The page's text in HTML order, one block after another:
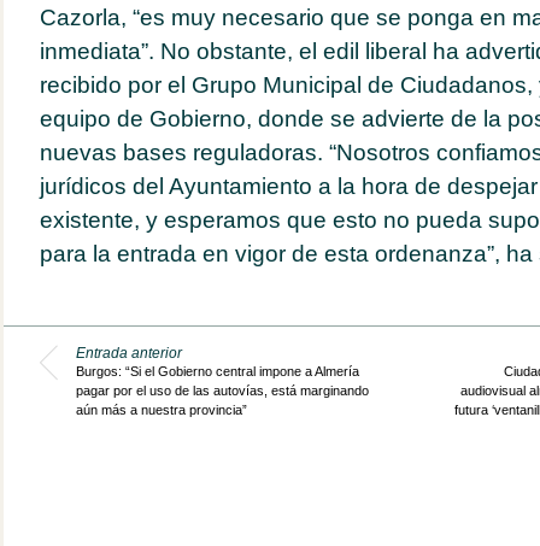
Cazorla, “es muy necesario que se ponga en
inmediata”. No obstante, el edil liberal ha
recibido por el Grupo Municipal de
equipo de Gobierno, donde se advierte de la
nuevas bases reguladoras. “Nosotros
jurídicos del Ayuntamiento a la hora de
existente, y esperamos que esto no pueda
para la entrada en vigor de esta ordenanza”,
Entrada anterior
Burgos: “Si el Gobierno central impone a Almería
pagar por el uso de las autovías, está marginando
aún más a nuestra provincia”
audiovisual
futura